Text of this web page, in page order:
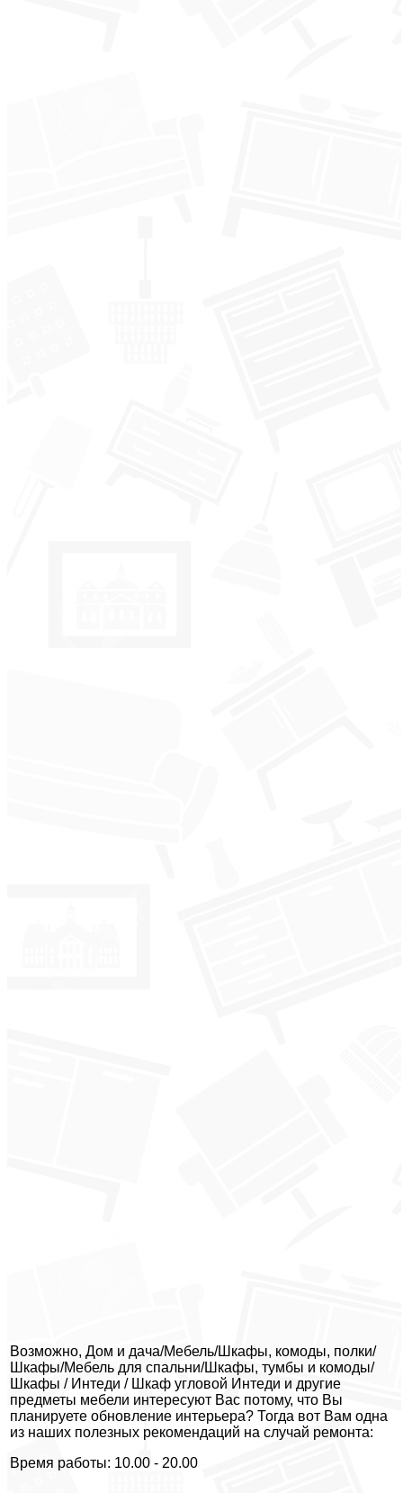
Возможно, Дом и дача/Мебель/Шкафы, комоды, полки/
Шкафы/Мебель для спальни/Шкафы, тумбы и комоды/
Шкафы / Интеди / Шкаф угловой Интеди и другие
предметы мебели интересуют Вас потому, что Вы
планируете обновление интерьера? Тогда вот Вам одна
из наших полезных рекомендаций на случай ремонта:
Время работы: 10.00 - 20.00